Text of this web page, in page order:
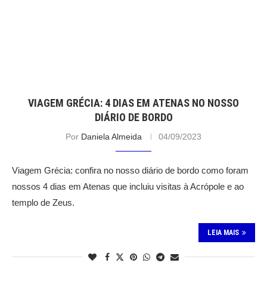
VIAGEM GRÉCIA: 4 DIAS EM ATENAS NO NOSSO
DIÁRIO DE BORDO
Por Daniela Almeida 04/09/2023
Viagem Grécia: confira no nosso diário de bordo como foram
nossos 4 dias em Atenas que incluiu visitas à Acrópole e ao
templo de Zeus.
LEIA MAIS